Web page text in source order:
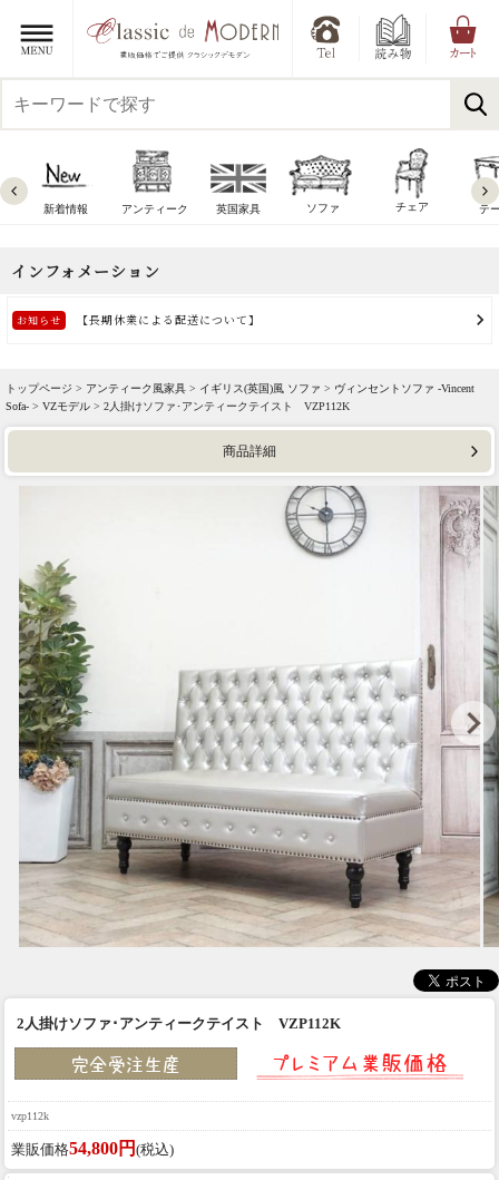
新着情報 アンティーク 英国家具 ソファ チェア テ
トップページ > アンティーク風家具 > イギリス(英国)風 ソファ > ヴィンセントソファ -Vincent
Sofa- > VZモデル > 2人掛けソファ･アンティークテイスト VZP112K
商品詳細
2人掛けソファ･アンティークテイスト VZP112K
vzp112k
業販価格54,800円 (税込)